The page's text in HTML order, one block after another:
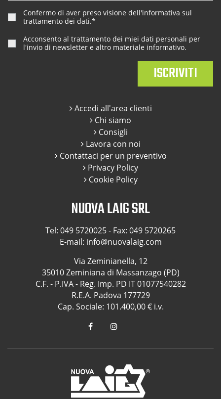
NUOVA LAIG SRL
Tel: 049 5720025- Fax: 049 5720265
E-mail: info@nuovalaig.com
Via Zeminianella, 12
35010 Zeminiana di Massanzago (PD)
C.F. - P.IVA - Reg. Imp. PD IT 01077540282
R.E.A. Padova 177729
Cap. Sociale: 101.400,00 € i.v.
Accedi all'area clienti
Chi siamo
Consigli
Lavora con noi
Contattaci per un preventivo
Privacy Policy
Cookie Policy
Confermo di aver preso visione dell'informativa sul
trattamento dei dati.*
Acconsento al trattamento dei miei dati personali per
l'invio di newsletter e altro materiale informativo.